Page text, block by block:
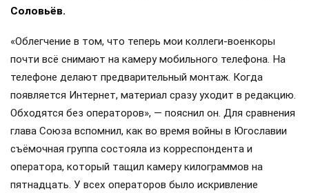
Соловьёв.
«Облегчение в том, что теперь мои коллеги-военкоры
почти всё снимают на камеру мобильного телефона. На
телефоне делают предварительный монтаж. Когда
появляется Интернет, материал сразу уходит в редакцию.
Обходятся без операторов», — пояснил он. Для сравнения
глава Союза вспомнил, как во время войны в Югославии
съёмочная группа состояла из корреспондента и
оператора, который тащил камеру килограммов на
пятнадцать. У всех операторов было искривление